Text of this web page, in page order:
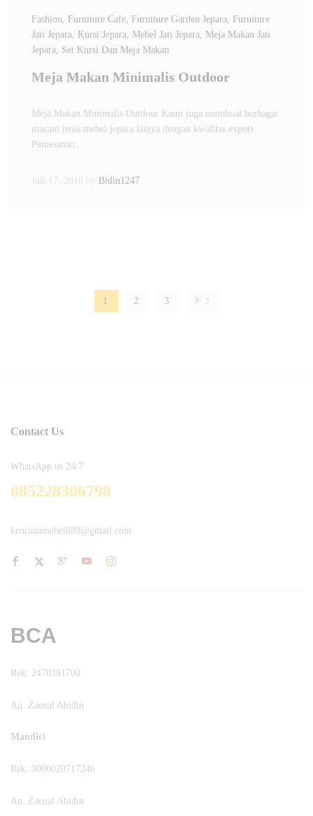
Fashion, Furniture Cafe, Furniture Garden Jepara, Furniture
Jati Jepara, Kursi Jepara, Mebel Jati Jepara, Meja Makan Jati
Jepara, Set Kursi Dan Meja Makan
Meja Makan Minimalis Outdoor
Meja Makan Minimalis Outdoor Kami juga membuat berbagai
macam jenis mebel jepara lainya dengan kwalitas export.
Pemesanan…
Juli 17, 2018 by Bidin1247
1 2 3
Contact Us
WhatsApp us 24/7
085228306798
kencanamebel889@gmail.com
BCA
Rek. 2470391700
An. Zaenal Abidin
Mandiri
Rek. 9000020717246
An. Zaenal Abidin